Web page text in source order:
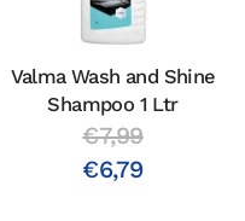
Valma Wash and Shine
Shampoo 1 Ltr
€7,99
€6,79